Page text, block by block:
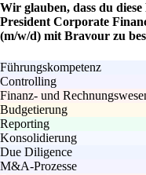
Wir glauben, dass du
President Corporate
(m/w/d) mit Bravour zu
Führungskompetenz
Controlling
Finanz- und
Budgetierung
Reporting
Konsolidierung
Due Diligence
M&A-Prozesse